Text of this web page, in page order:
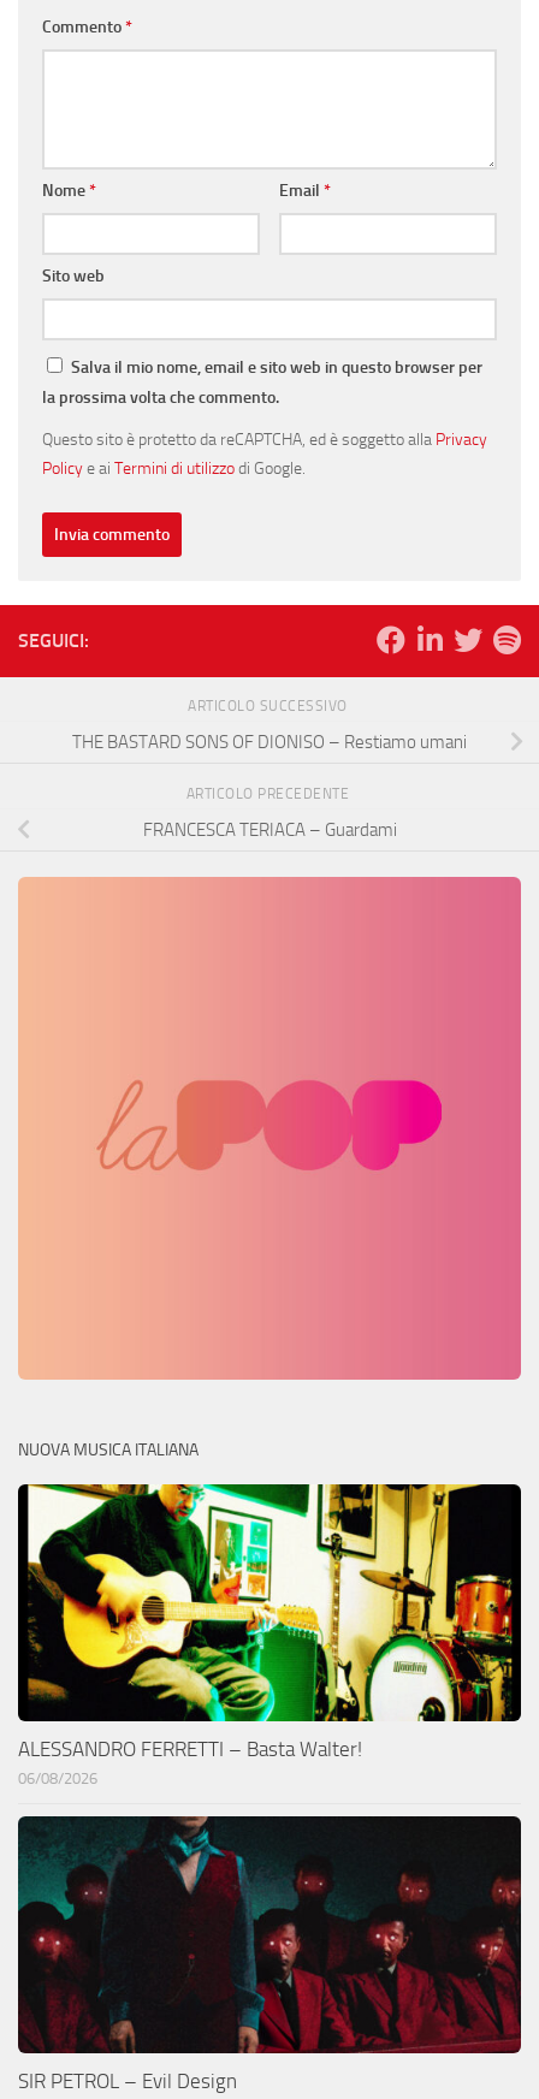
Commento*
Nome* Email *
Sito web
Salva il mio nome, email e sito web in questo browser per
la prossima volta che commento.
Questo sito è protetto da reCAPTCHA, ed è soggetto alla Privacy
Policye ai Termini di utilizzodi Google.
SEGUICI:
ARTICOLO SUCCESSIVO
THE BASTARD SONS OF DIONISO – Restiamo umani
ARTICOLO PRECEDENTE
FRANCESCA TERIACA – Guardami
NUOVA MUSICA ITALIANA
ALESSANDRO FERRETTI – Basta Walter!
06/08/2026
SIR PETROL – Evil Design